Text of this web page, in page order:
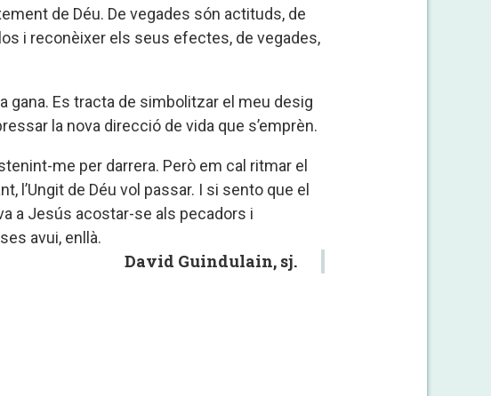
de Déu. De vegades són actituds, de
i reconèixer els seus efectes, de vegades,
gana. Es tracta de simbolitzar el meu desig
la nova direcció de vida que s’emprèn.
me per darrera. Però em cal ritmar el
l’Ungit de Déu vol passar. I si sento que el
a Jesús acostar-se als pecadors i
avui, enllà.
David Guindulain, sj.